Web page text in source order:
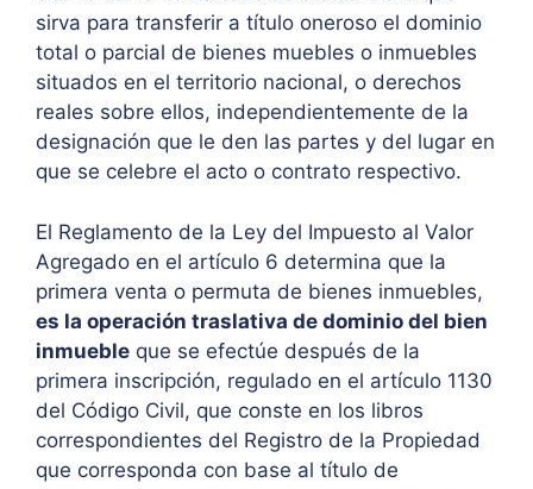
sirva para transferir a título oneroso el dominio
total o parcial de bienes muebles o inmuebles
situados en el territorio nacional, o derechos
reales sobre ellos, independientemente de la
designación que le den las partes y del lugar en
que se celebre el acto o contrato respectivo.
El Reglamento de la Ley del Impuesto al Valor
Agregado en el artículo 6 determina que la
primera venta o permuta de bienes inmuebles,
es la operación traslativa de dominio del bien
inmueble que se efectúe después de la
primera inscripción, regulado en el artículo 1130
del Código Civil, que conste en los libros
correspondientes del Registro de la Propiedad
que corresponda con base al título de